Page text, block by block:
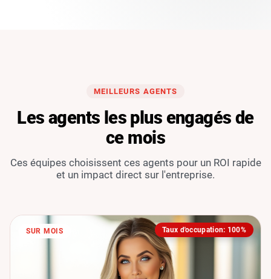
MEILLEURS AGENTS
Les agents les plus engagés de
ce mois
Ces équipes choisissent ces agents pour un ROI rapide
et un impact direct sur l'entreprise.
Taux d'occupation: 100%
SUR MOIS